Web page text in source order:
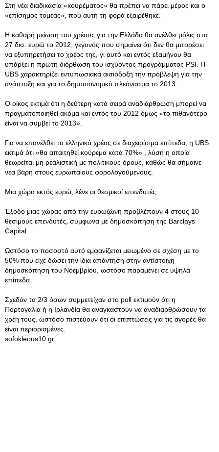
Στη νέα διαδικασία «κουρέματος» θα πρέπει να πάρει μέρος και ο
«επίσημος τομέας», που αυτή τη φορά εξαιρέθηκε.
Η καθαρή μείωση του χρέους για την Ελλάδα θα ανέλθει μόλις στα
27 δισ. ευρώ το 2012, γεγονός που σημαίνει ότι δεν θα μπορέσει
να εξυπηρετήσει το χρέος της, γι αυτό και εντός εξαμήνου θα
υπάρξει η πρώτη διόρθωση του ισχύοντος προγράμματος PSI. H
UBS χαρακτηρίζει εντυπωσιακά αισιόδοξη την πρόβλεψη για την
ανάπτυξη και για το δημοσιονομικό πλεόνασμα το 2013.
Ο οίκος εκτιμά ότι η δεύτερη κατά σειρά αναδιάρθρωση μπορεί να
πραγματοποιηθεί ακόμα και εντός του 2012 όμως «το πιθανότερο
είναι να συμβεί το 2013».
Για να επανέλθει το ελληνικό χρέος σε διαχειρίσιμα επίπεδα, η UBS
εκτιμά ότι «θα απαιτηθεί κούρεμα κατά 70%» , λύση η οποία
θεωρείται μη ρεαλιστική με πολιτικούς όρους, καθώς θα σήμαινε
νέα βάρη στους ευρωπαίους φορολογούμενους.
Μια χώρα εκτός ευρώ, λένε οι θεσμικοί επενδυτές
Έξοδο μιας χώρας από την ευρωζώνη προβλέπουν 4 στους 10
θεσιμούς επενδυτές, σύμφωνα με δημοσκόπηση της Barclays
Capital.
Ωστόσο το ποσοστό αυτό εμφανίζεται μειωμένο σε σχέση με το
50% που είχε δώσει την ίδια απάντηση στην αντίστοιχη
δημοσκόπηση του Νοεμβρίου, ωστόσο παραμένει σε υψηλά
επίπεδα.
Σχεδόν τα 2/3 όσων συμμετείχαν στο poll εκτιμούν ότι η
Πορτογαλία ή η Ιρλανδία θα αναγκαστούν να αναδιαρθρώσουν τα
χρέη τους, ωστόσο πιστεύουν ότι οι επιπτώσεις για τις αγορές θα
είναι περιορισμένες.
sofokleous10.gr